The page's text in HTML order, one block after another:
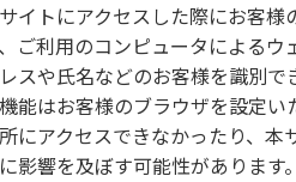
イトにアクセスした際にお客
ご利用のコンピュータによる
スや氏名などのお客様を識別で
能はお客様のブラウザを設定
にアクセスできなかったり、
影響を及ぼす可能性があります